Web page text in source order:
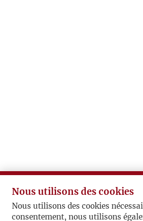
Nous utilisons des cookies
Nous utilisons des cookies
consentement, nous utilisons